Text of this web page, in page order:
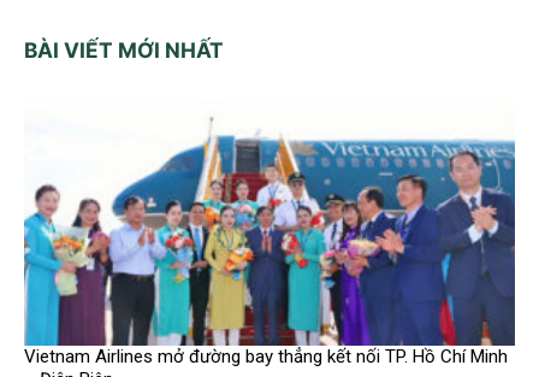
BÀI VIẾT MỚI NHẤT
Vietnam Airlines mở đường bay thẳng kết nối TP. Hồ Chí Minh